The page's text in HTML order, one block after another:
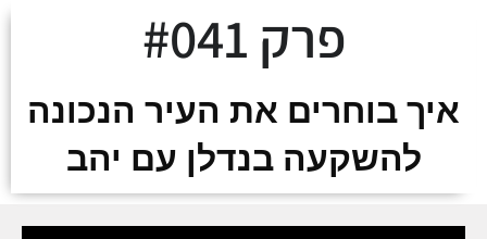
פרק #041
איך בוחרים את העיר הנכונה
להשקעה בנדלן עם יהב
שפינרד